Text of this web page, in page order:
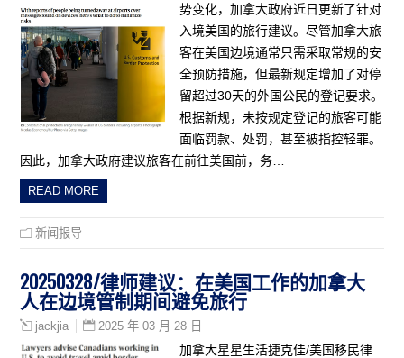
势变化，加拿大政府近日更新了针对
入境美国的旅行建议。尽管加拿大旅
客在美国边境通常只需采取常规的安
全预防措施，但最新规定增加了对停
留超过30天的外国公民的登记要求。
根据新规，未按规定登记的旅客可能
面临罚款、处罚，甚至被指控轻罪。
因此，加拿大政府建议旅客在前往美国前，务…
READ MORE
新闻报导
20250328/律师建议：在美国工作的加拿大
人在边境管制期间避免旅行
jackjia 2025 年 03 月 28 日
加拿大星星生活捷克佳/美国移民律